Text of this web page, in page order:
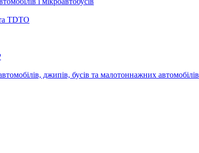
TDTO
джипів, бусів та малотоннажних автомобілів